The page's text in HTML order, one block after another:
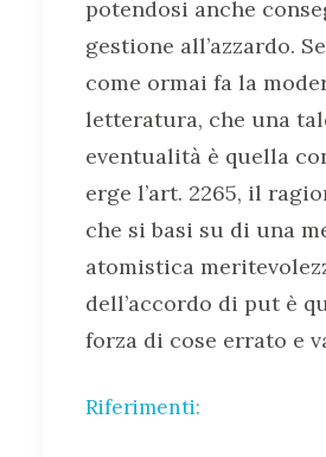
potendosi anche
gestione all’azzardo.
come ormai fa la
letteratura, che una
eventualità è quella
erge l’art. 2265, il
che si basi su di una
atomistica
dell’accordo di put è
forza di cose errato e
Riferimenti: